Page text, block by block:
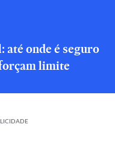
até onde é seguro
limite